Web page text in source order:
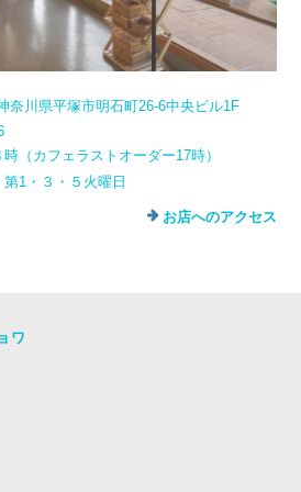
奈川県平塚市明石町26-6中央ビル1F
時（カフェラストオーダー17時）
1・３・５火曜日
お店へのアクセス
ワ